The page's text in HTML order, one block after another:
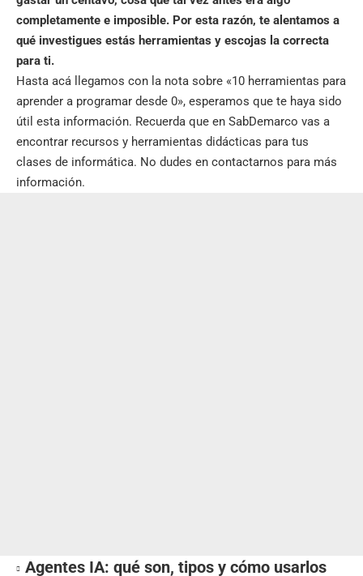
completamente e imposible. Por esta razón, te alentamos a
qué investigues estás herramientas y escojas la correcta
para ti.
Hasta acá llegamos con la nota sobre «10 herramientas para
aprender a programar desde 0», esperamos que te haya sido
útil esta información. Recuerda que en SabDemarco vas a
encontrar recursos y herramientas didácticas para tus
clases de informática. No dudes en contactarnos para más
información.
Agentes IA: qué son, tipos y cómo usarlos